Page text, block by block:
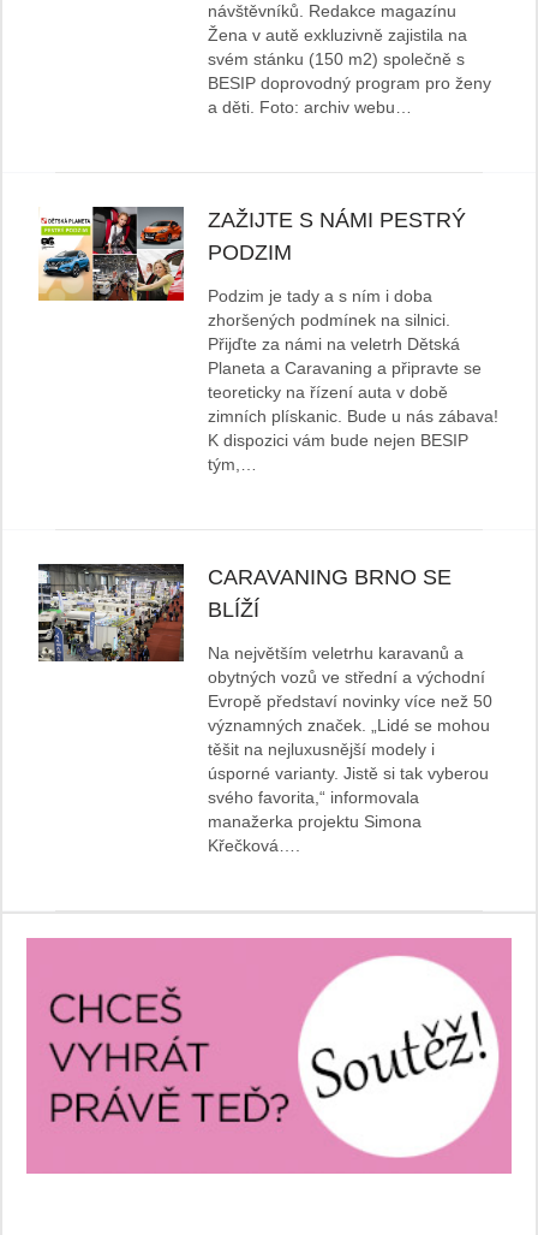
návštěvníků. Redakce magazínu
Žena v autě exkluzivně zajistila na
svém stánku (150 m2) společně s
BESIP doprovodný program pro ženy
a děti. Foto: archiv webu…
ZAŽIJTE S NÁMI PESTRÝ
PODZIM
Podzim je tady a s ním i doba
zhoršených podmínek na silnici.
Přijďte za námi na veletrh Dětská
Planeta a Caravaning a připravte se
teoreticky na řízení auta v době
zimních plískanic. Bude u nás zábava!
K dispozici vám bude nejen BESIP
tým,…
CARAVANING BRNO SE
BLÍŽÍ
Na největším veletrhu karavanů a
obytných vozů ve střední a východní
Evropě představí novinky více než 50
významných značek. „Lidé se mohou
těšit na nejluxusnější modely i
úsporné varianty. Jistě si tak vyberou
svého favorita,“ informovala
manažerka projektu Simona
Křečková….